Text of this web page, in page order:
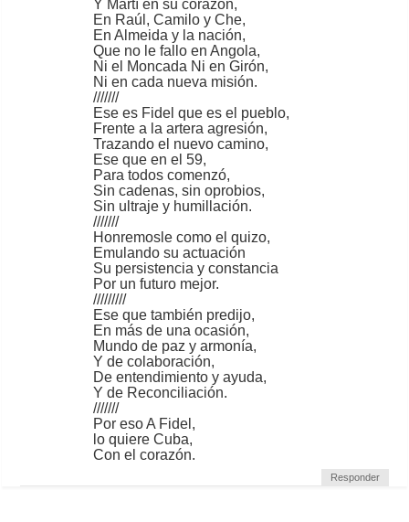
Y Martí en su corazón,
En Raúl, Camilo y Che,
En Almeida y la nación,
Que no le fallo en Angola,
Ni el Moncada Ni en Girón,
Ni en cada nueva misión.
///////
Ese es Fidel que es el pueblo,
Frente a la artera agresión,
Trazando el nuevo camino,
Ese que en el 59,
Para todos comenzó,
Sin cadenas, sin oprobios,
Sin ultraje y humillación.
///////
Honremosle como el quizo,
Emulando su actuación
Su persistencia y constancia
Por un futuro mejor.
/////////
Ese que también predijo,
En más de una ocasión,
Mundo de paz y armonía,
Y de colaboración,
De entendimiento y ayuda,
Y de Reconciliación.
///////
Por eso A Fidel,
lo quiere Cuba,
Con el corazón.
Responder